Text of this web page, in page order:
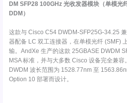
DM SFP28 100GHz 光收发器模块（单模光
DDM）
这款与 Cisco C54 DWDM-SFP25G-34.25
器配备 LC 双工连接器，在单模光纤 (SMF)
输。AndXe 生产的这款 25GBASE DWDM
MSA 标准，并与大多数 Cisco 设备完全兼
DWDM 波长范围为 1528.77nm 至
Option 10 部署而设计。